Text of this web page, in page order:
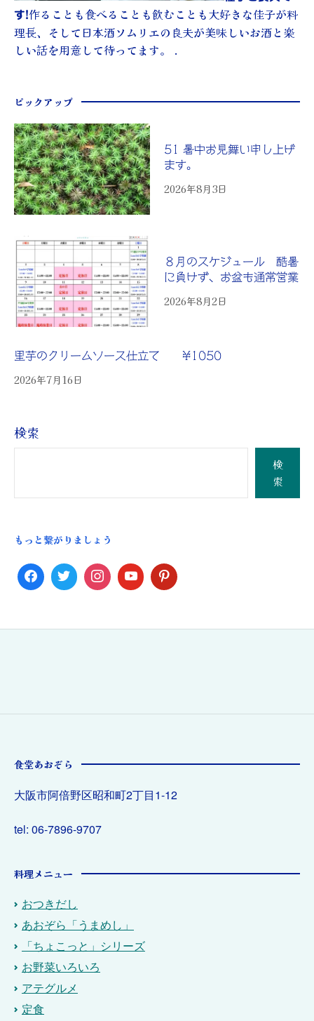
す!作ることも食べることも飲むことも大好きな佳子が料
理長、そして日本酒ソムリエの良夫が美味しいお酒と楽
しい話を用意して待ってます。 .
ピックアップ
51 暑中お見舞い申し上げ
ます。
2026年8月3日
８月のスケジュール 酷暑
に負けず、お盆も通常営業
2026年8月2日
里芋のクリームソース仕立て ¥1050
2026年7月16日
検索
検
索
もっと繋がりましょう
食堂あおぞら
大阪市阿倍野区昭和町2丁目1-12
tel: 06-7896-9707
料理メニュー
おつきだし
あおぞら「うまめし」
「ちょこっと」シリーズ
お野菜いろいろ
アテグルメ
定食